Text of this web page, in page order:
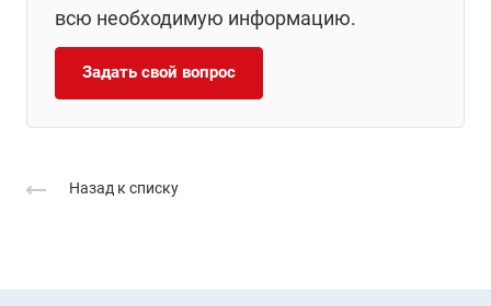
всю необходимую информацию.
Задать свой вопрос
Назад к списку